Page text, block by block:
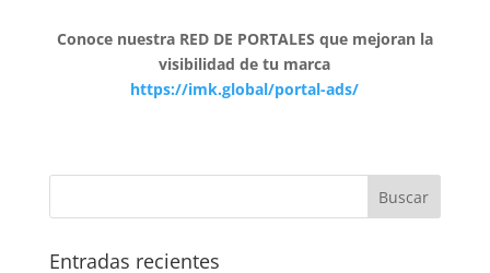
Conoce nuestra RED DE PORTALES que mejoran la
visibilidad de tu marca
https://imk.global/portal-ads/
Entradas recientes